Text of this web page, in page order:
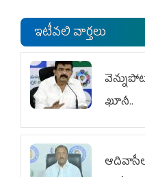
ఇటీవలి వార్తలు
ఖూనీ..